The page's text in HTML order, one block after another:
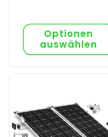
Optionen
auswählen